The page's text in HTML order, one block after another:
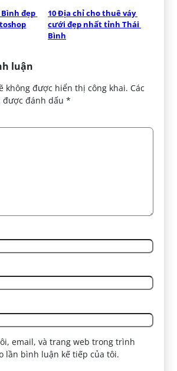
đẹp
10 Địa chỉ cho thuê váy
cưới đẹp nhất tỉnh Thái
Bình
luận
không được hiển thị công khai. Các
được đánh dấu*
email, và trang web trong trình
lần bình luận kế tiếp của tôi.